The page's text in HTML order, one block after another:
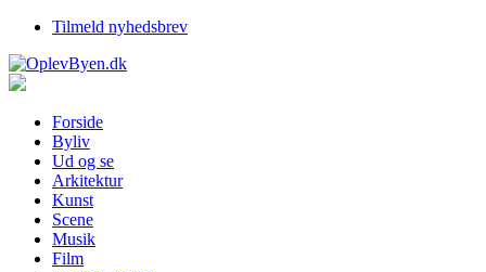
Tilmeld nyhedsbrev
Forside
Byliv
Ud og se
Arkitektur
Kunst
Scene
Musik
Film